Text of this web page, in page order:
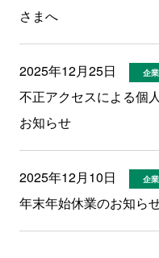
さまへ
2025年12月25日 企業
不正アクセスによる個
お知らせ
2025年12月10日 企業
年末年始休業のお知ら